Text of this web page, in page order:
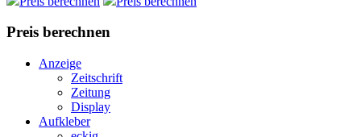
Preis berechnen
Anzeige
Zeitschrift
Zeitung
Display
Aufkleber